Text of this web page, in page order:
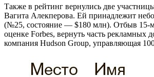
Также в рейтинг вернулись две
Вагита Алекперова. Ей принадлежит
(№25, состояние — $180 млн). Отбыв 15-
оценке Forbes, вернуть часть рекламных
компания Hudson Group, управляющая